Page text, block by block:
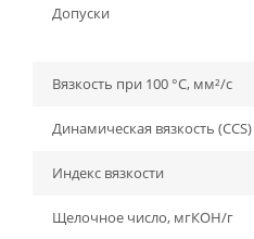
Допуски
Вязкость при 100 °C, мм²/с
Динамическая вязкость
Индекс вязкости
Щелочное число, мгКОН/г